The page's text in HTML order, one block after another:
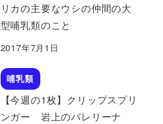
リカの主要なウシの仲間の大
型哺乳類のこと
2017年7月1日
哺乳類
【今週の1枚】クリップスプリ
ンガー 岩上のバレリーナ